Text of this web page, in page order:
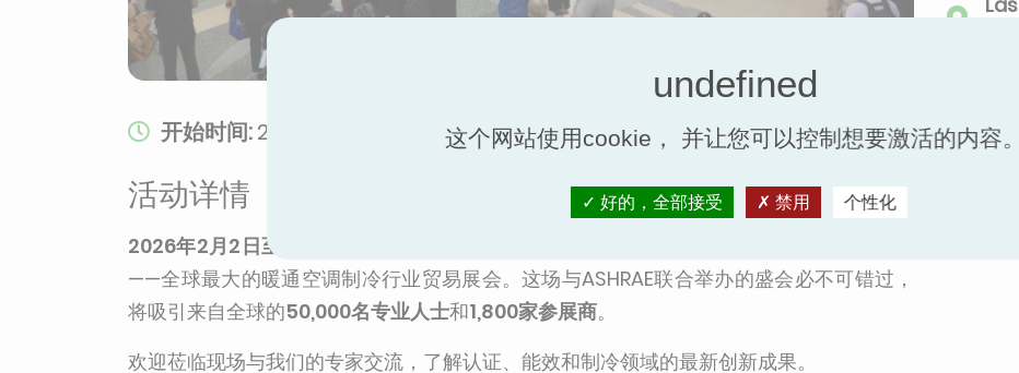
开始时间:2026年2月2日 10:00 结束时间: 2026年2月4日 16:00
活动详情
2026年2月2日至4日
——全球最大的暖通空调制冷行业贸易展会。这场与ASHRAE联合举办的盛会必不可错过，
将吸引来自全球的50,000名专业人士和1,800家参展商。
欢迎莅临现场与我们的专家交流，了解认证、能效和制冷领域的最新创新成果。
这个网站使用cookie， 并让您可以控制想要激活的内容。
好的，全部接受 禁用 个性化